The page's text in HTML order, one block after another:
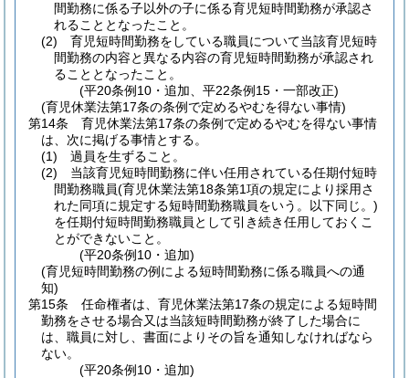
間勤務に係る子以外の子に係る育児短時間勤務が承認さ
れることとなったこと。
(2)
育児短時間勤務をしている職員について当該育児短時
間勤務の内容と異なる内容の育児短時間勤務が承認され
ることとなったこと。
(平20条例10・追加、平22条例15・一部改正)
(育児休業法第17条の条例で定めるやむを得ない事情)
第14条
育児休業法第17条の条例で定めるやむを得ない事情
は、次に掲げる事情とする。
(1)
過員を生ずること。
(2)
当該育児短時間勤務に伴い任用されている任期付短時
間勤務職員(育児休業法第18条第1項の規定により採用さ
れた同項に規定する短時間勤務職員をいう。以下同じ。)
を任期付短時間勤務職員として引き続き任用しておくこ
とができないこと。
(平20条例10・追加)
(育児短時間勤務の例による短時間勤務に係る職員への通
知)
第15条
任命権者は、育児休業法第17条の規定による短時間
勤務をさせる場合又は当該短時間勤務が終了した場合に
は、職員に対し、書面によりその旨を通知しなければなら
ない。
(平20条例10・追加)